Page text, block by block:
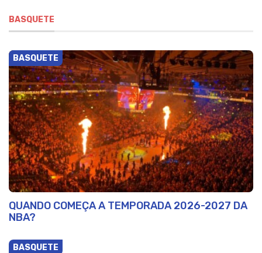
BASQUETE
BASQUETE
QUANDO COMEÇA A TEMPORADA 2026-2027 DA
NBA?
BASQUETE